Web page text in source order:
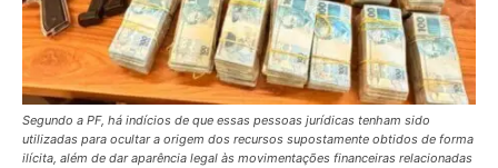
Segundo a PF, há indícios de que essas pessoas jurídicas tenham sido
utilizadas para ocultar a origem dos recursos supostamente obtidos de forma
ilícita, além de dar aparência legal às movimentações financeiras relacionadas